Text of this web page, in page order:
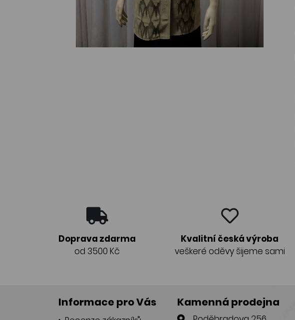
Doprava zdarma
od 3500 Kč
Kvalitní česká výroba
veškeré oděvy šijeme sami
Informace pro Vás Kamenná prodejna